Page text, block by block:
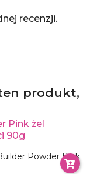
recenzji.
produkt,
Powder Pink